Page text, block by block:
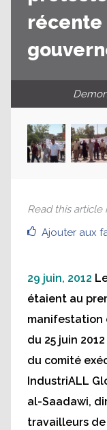
récente
Ajouter aux
Read this article
29 juin, 2012
étaient au
manifestation
du 25 juin
du comité
IndustriALL
al-Saadawi,
travailleurs